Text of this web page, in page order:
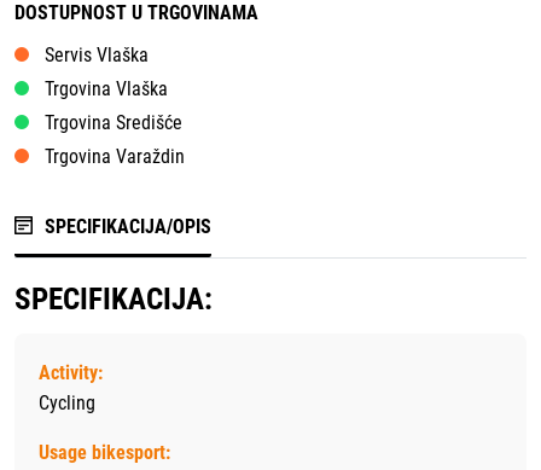
DOSTUPNOST U TRGOVINAMA
Servis Vlaška
Trgovina Vlaška
Trgovina Središće
Trgovina Varaždin
SPECIFIKACIJA/OPIS
SPECIFIKACIJA:
Activity:
Cycling
Usage bikesport: